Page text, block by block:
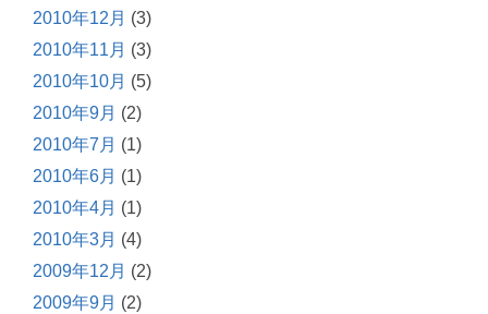
2010年12月 (3)
2010年11月 (3)
2010年10月 (5)
2010年9月 (2)
2010年7月 (1)
2010年6月 (1)
2010年4月 (1)
2010年3月 (4)
2009年12月 (2)
2009年9月 (2)